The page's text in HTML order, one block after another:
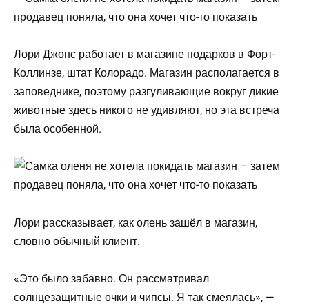
Лори Джонс работает в магазине подарков в Форт-
Коллинзе, штат Колорадо. Магазин располагается в
заповеднике, поэтому разгуливающие вокруг дикие
животные здесь никого не удивляют, но эта встреча
была особенной.
Лори рассказывает, как олень зашёл в магазин,
словно обычный клиент.
«Это было забавно. Он рассматривал
солнцезащитные очки и чипсы. Я так смеялась», —